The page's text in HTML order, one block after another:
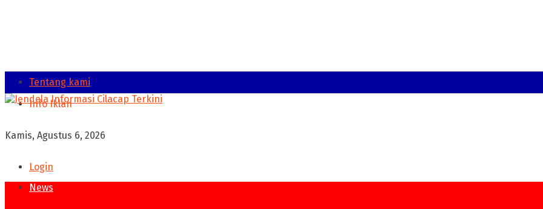
Tentang kami
Info Iklan
Kamis, Agustus 6, 2026
Login
News